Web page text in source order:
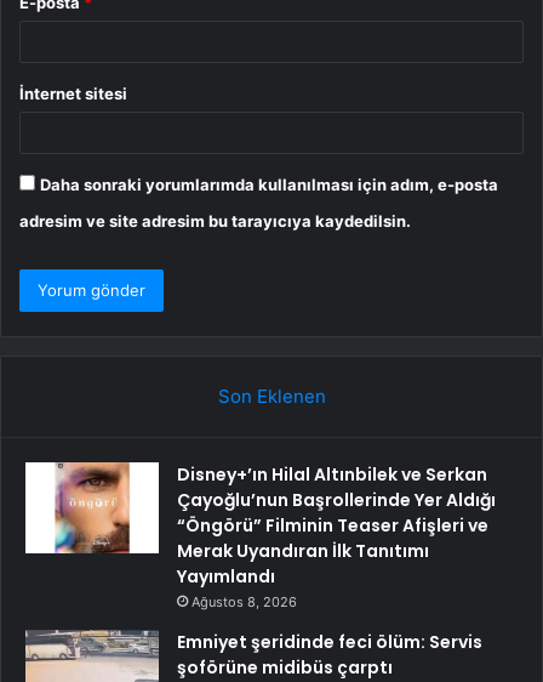
İnternet sitesi
Daha sonraki yorumlarımda kullanılması için adım, e-posta
adresim ve site adresim bu tarayıcıya kaydedilsin.
Son Eklenen
Disney+’ın Hilal Altınbilek ve Serkan
Çayoğlu’nun Başrollerinde Yer Aldığı
“Öngörü” Filminin Teaser Afişleri ve
Merak Uyandıran İlk Tanıtımı
Yayımlandı
Ağustos 8, 2026
Emniyet şeridinde feci ölüm: Servis
şoförüne midibüs çarptı